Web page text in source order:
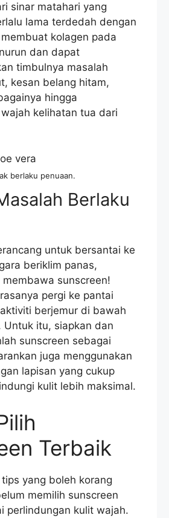
sinar matahari yang
lama terdedah dengan
kolagen pada
dan dapat
timbulnya masalah
kesan belang hitam,
hingga
kelihatan tua dari
berlaku penuaan.
Berlaku
untuk bersantai ke
beriklim panas,
sunscreen!
pergi ke pantai
berjemur di bawah
Untuk itu, siapkan dan
sunscreen sebagai
juga menggunakan
lapisan yang cukup
kulit lebih maksimal.
Terbaik
yang boleh korang
memilih sunscreen
perlindungan kulit wajah.